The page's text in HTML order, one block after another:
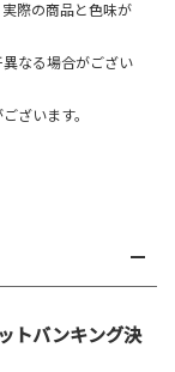
際の商品と色味が
なる場合がござい
ざいます。
トバンキング決